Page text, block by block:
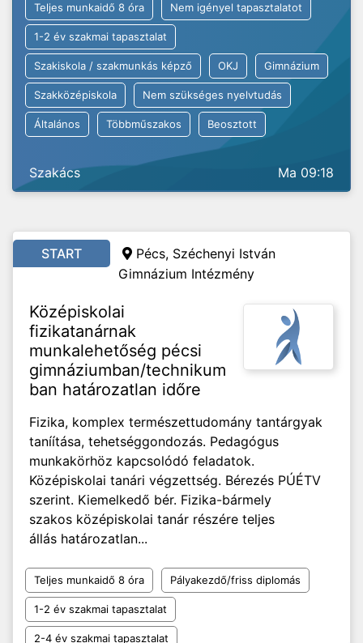
Teljes munkaidő 8 óra Nem igényel tapasztalatot
1-2 év szakmai tapasztalat
Szakiskola / szakmunkás képző OKJ Gimnázium
Szakközépiskola Nem szükséges nyelvtudás
Általános Többműszakos Beosztott
Szakács Ma 09:18
START
Pécs, Széchenyi István
Gimnázium Intézmény
Középiskolai
fizikatanárnak
munkalehetőség pécsi
gimnáziumban/technikum
ban határozatlan időre
Fizika, komplex természettudomány tantárgyak
taníítása, tehetséggondozás. Pedagógus
munkakörhöz kapcsolódó feladatok.
Középiskolai tanári végzettség. Bérezés PÚÉTV
szerint. Kiemelkedő bér. Fizika-bármely
szakos középiskolai tanár részére teljes
állás határozatlan...
Teljes munkaidő 8 óra Pályakezdő/friss diplomás
1-2 év szakmai tapasztalat
2-4 év szakmai tapasztalat